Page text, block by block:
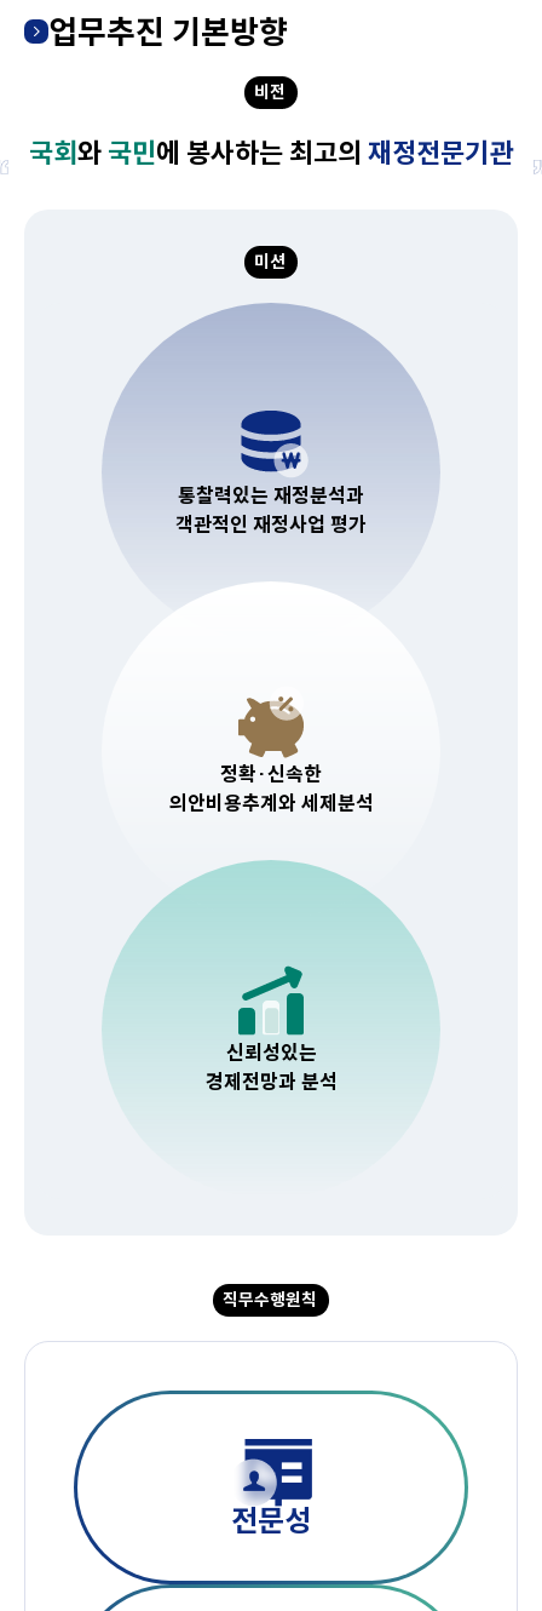
업무추진 기본방향
비전
국회와 국민에 봉사하는 최고의 재정전문기관
미션
통찰력있는 재정분석과
객관적인 재정사업 평가
정확·신속한
의안비용추계와 세제분석
신뢰성있는
경제전망과 분석
직무수행원칙
전문성